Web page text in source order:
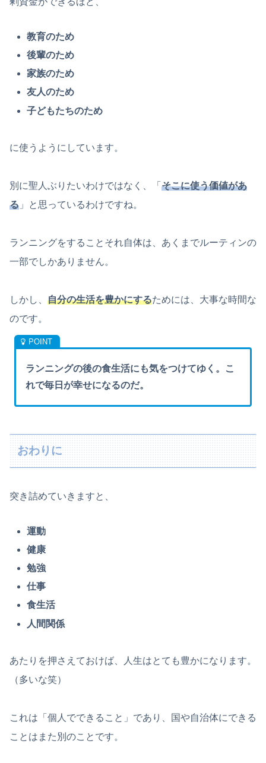
教育のため
後輩のため
家族のため
友人のため
子どもたちのため
に使うようにしています。
別に聖人ぶりたいわけではなく、「 そこに使う価値があ
る 」と思っているわけですね。
ランニングをすることそれ自体は、あくまでルーティンの
一部でしかありません。
しかし、 自分の生活を豊かにするためには、大事な時間な
のです。
ランニングの後の食生活にも気をつけてゆく。こ
れで毎日が幸せになるのだ。
おわりに
突き詰めていきますと、
運動
健康
勉強
仕事
食生活
人間関係
あたりを押さえておけば、人生はとても豊かになります。
（多いな笑）
これは「個人でできること」であり、国や自治体にできる
ことはまた別のことです。